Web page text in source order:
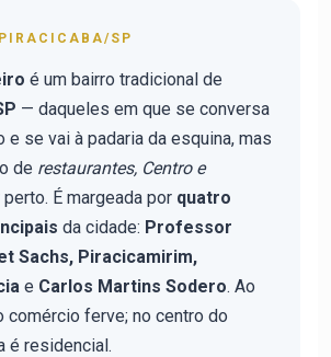
SP
é um bairro tradicional de
— daqueles em que se conversa
e se vai à padaria da esquina, mas
de restaurantes, Centro e
É margeada por quatro
da cidade: Professor
Sachs, Piracicamirim,
e Carlos Martins Sodero. Ao
comércio ferve; no centro do
é residencial.